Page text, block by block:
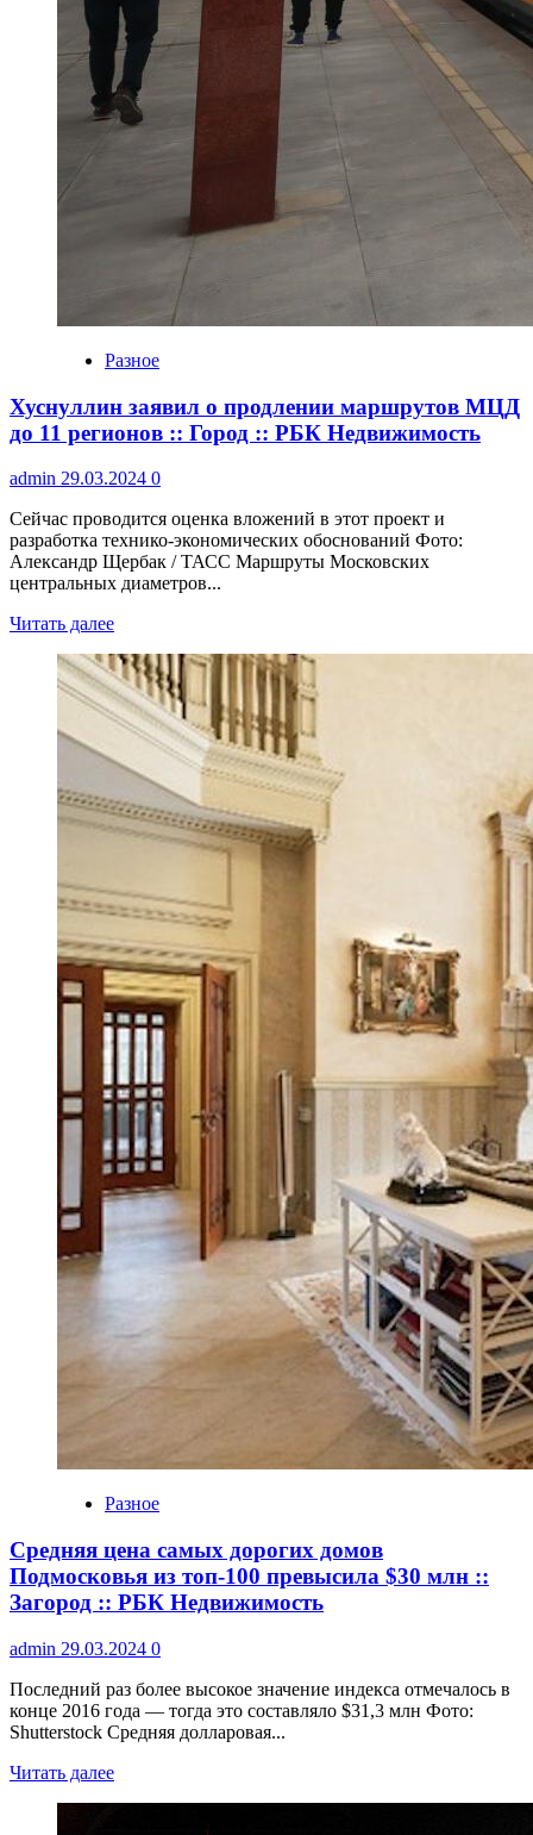
Разное
Хуснуллин заявил о продлении маршрутов МЦД
до 11 регионов :: Город :: РБК Недвижимость
admin 29.03.2024 0
Сейчас проводится оценка вложений в этот проект и
разработка технико-экономических обоснований Фото:
Александр Щербак / ТАСС Маршруты Московских
центральных диаметров...
Читать далее
Разное
Средняя цена самых дорогих домов
Подмосковья из топ-100 превысила $30 млн ::
Загород :: РБК Недвижимость
admin 29.03.2024 0
Последний раз более высокое значение индекса отмечалось в
конце 2016 года — тогда это составляло $31,3 млн Фото:
Shutterstock Средняя долларовая...
Читать далее